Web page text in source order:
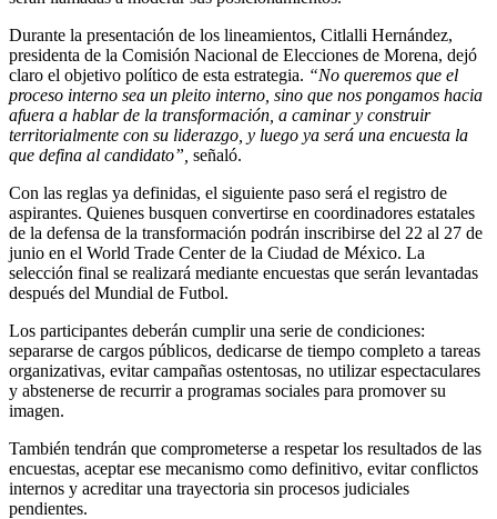
Durante la presentación de los lineamientos, Citlalli Hernández,
presidenta de la Comisión Nacional de Elecciones de Morena, dejó
claro el objetivo político de esta estrategia. “No queremos que el
proceso interno sea un pleito interno, sino que nos pongamos hacia
afuera a hablar de la transformación, a caminar y construir
territorialmente con su liderazgo, y luego ya será una encuesta la
que defina al candidato”, señaló.
Con las reglas ya definidas, el siguiente paso será el registro de
aspirantes. Quienes busquen convertirse en coordinadores estatales
de la defensa de la transformación podrán inscribirse del 22 al 27 de
junio en el World Trade Center de la Ciudad de México. La
selección final se realizará mediante encuestas que serán levantadas
después del Mundial de Futbol.
Los participantes deberán cumplir una serie de condiciones:
separarse de cargos públicos, dedicarse de tiempo completo a tareas
organizativas, evitar campañas ostentosas, no utilizar espectaculares
y abstenerse de recurrir a programas sociales para promover su
imagen.
También tendrán que comprometerse a respetar los resultados de las
encuestas, aceptar ese mecanismo como definitivo, evitar conflictos
internos y acreditar una trayectoria sin procesos judiciales
pendientes.